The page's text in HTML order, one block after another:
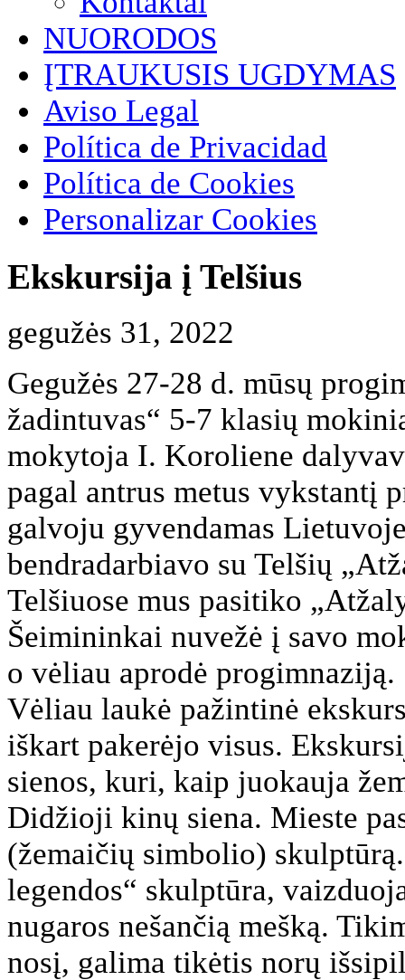
NUORODOS
ĮTRAUKUSIS UGDYMAS
Aviso Legal
Política de Privacidad
Política de Cookies
Personalizar Cookies
Ekskursija į Telšius
gegužės 31, 2022
Gegužės 27-28 d. mūsų
žadintuvas“ 5-7 klasių
mokytoja I. Koroliene
pagal antrus metus vykstantį
galvoju gyvendamas
bendradarbiavo su Telšių
Telšiuose mus pasitiko
Šeimininkai nuvežė į savo
o vėliau aprodė progimnaziją.
Vėliau laukė pažintinė
iškart pakerėjo visus.
sienos, kuri, kaip juokauja
Didžioji kinų siena. Mieste
(žemaičių simbolio)
legendos“ skulptūra,
nugaros nešančią mešką.
nosį, galima tikėtis norų